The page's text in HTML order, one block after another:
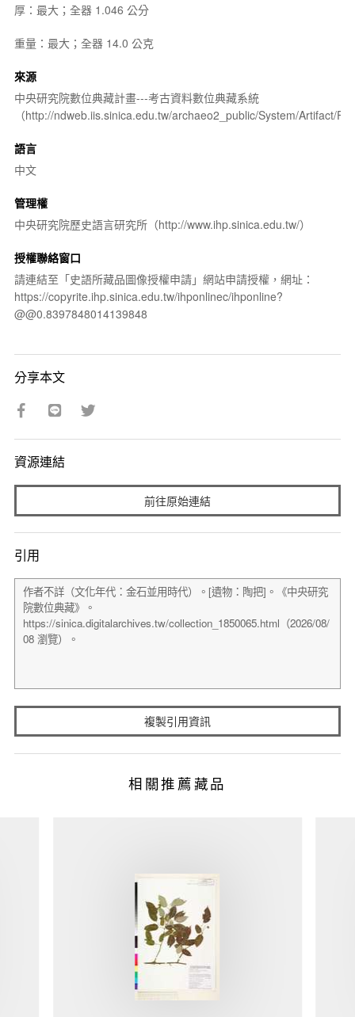
厚：最大；全器 1.046 公分
重量：最大；全器 14.0 公克
來源
中央研究院數位典藏計畫---考古資料數位典藏系統
（http://ndweb.iis.sinica.edu.tw/archaeo2_public/System/Artifact/
語言
中文
管理權
中央研究院歷史語言研究所（http://www.ihp.sinica.edu.tw/）
授權聯絡窗口
請連結至「史語所藏品圖像授權申請」網站申請授權，網址：
https://copyrite.ihp.sinica.edu.tw/ihponlinec/ihponline?
@@0.8397848014139848
分享本文
資源連結
前往原始連結
引用
複製引用資訊
相關推薦藏品